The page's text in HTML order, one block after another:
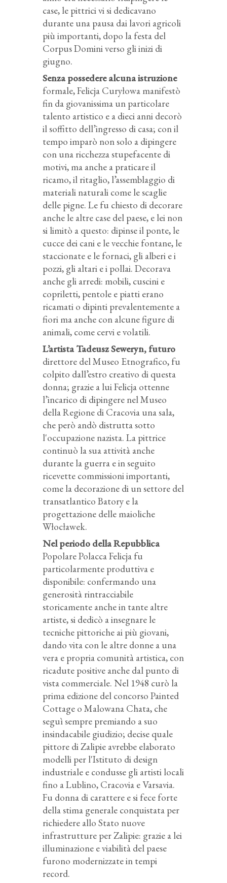
case, le pittrici vi si dedicavano
durante una pausa dai lavori agricoli
più importanti, dopo la festa del
Corpus Domini verso gli inizi di
giugno.
Senza possedere alcuna istruzione
formale, Felicja Curyłowa manifestò
fin da giovanissima un particolare
talento artistico e a dieci anni decorò
il soffitto dell’ingresso di casa; con il
tempo imparò non solo a dipingere
con una ricchezza stupefacente di
motivi, ma anche a praticare il
ricamo, il ritaglio, l’assemblaggio di
materiali naturali come le scaglie
delle pigne. Le fu chiesto di decorare
anche le altre case del paese, e lei non
si limitò a questo: dipinse il ponte, le
cucce dei cani e le vecchie fontane, le
staccionate e le fornaci, gli alberi e i
pozzi, gli altari e i pollai. Decorava
anche gli arredi: mobili, cuscini e
copriletti, pentole e piatti erano
ricamati o dipinti prevalentemente a
fiori ma anche con alcune figure di
animali, come cervi e volatili.
L’artista Tadeusz Seweryn, futuro
direttore del Museo Etnografico, fu
colpito dall’estro creativo di questa
donna; grazie a lui Felicja ottenne
l’incarico di dipingere nel Museo
della Regione di Cracovia una sala,
che però andò distrutta sotto
l'occupazione nazista. La pittrice
continuò la sua attività anche
durante la guerra e in seguito
ricevette commissioni importanti,
come la decorazione di un settore del
transatlantico Batory e la
progettazione delle maioliche
Włocławek.
Nel periodo della Repubblica
Popolare Polacca Felicja fu
particolarmente produttiva e
disponibile: confermando una
generosità rintracciabile
storicamente anche in tante altre
artiste, si dedicò a insegnare le
tecniche pittoriche ai più giovani,
dando vita con le altre donne a una
vera e propria comunità artistica, con
ricadute positive anche dal punto di
vista commerciale. Nel 1948 curò la
prima edizione del concorso Painted
Cottage o Malowana Chata, che
seguì sempre premiando a suo
insindacabile giudizio; decise quale
pittore di Zalipie avrebbe elaborato
modelli per l'Istituto di design
industriale e condusse gli artisti locali
fino a Lublino, Cracovia e Varsavia.
Fu donna di carattere e si fece forte
della stima generale conquistata per
richiedere allo Stato nuove
infrastrutture per Zalipie: grazie a lei
illuminazione e viabilità del paese
furono modernizzate in tempi
record.